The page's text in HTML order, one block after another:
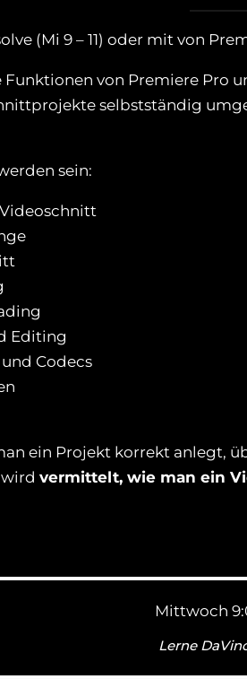
(Mi 9 – 11) oder mit von
Funktionen von Premiere
selbstständig
sein:
Editing
Codecs
ein Projekt korrekt anlegt,
wirdvermittelt, wie man ein
Mittwoch
Lerne